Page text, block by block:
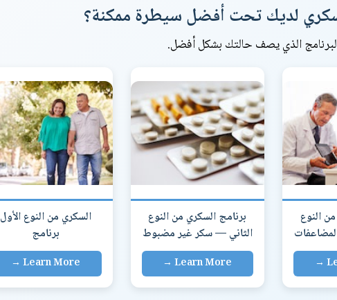
لديك تحت أفضل سيطرة ممكنة؟
الذي يصف حالتك بشكل أفضل.
النوع
برنامج السكري من النوع
الثاني — سكر غير مضبوط
السكري من النوع الأول
برنامج